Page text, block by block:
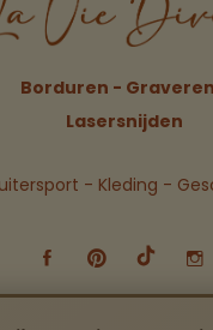
Borduren -
Lasersnijden
- Kleding -